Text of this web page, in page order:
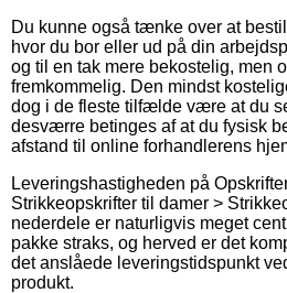
Du kunne også tænke over at
hvor du bor eller ud på din
og til en tak mere bekostelig, men
fremkommelig. Den mindst
dog i de fleste tilfælde være at du
desværre betinges af at du fysisk
afstand til online forhandlerens
Leveringshastigheden på
Strikkeopskrifter til damer >
nederdele er naturligvis meget
pakke straks, og herved er det
det anslåede leveringstidspunkt
produkt.